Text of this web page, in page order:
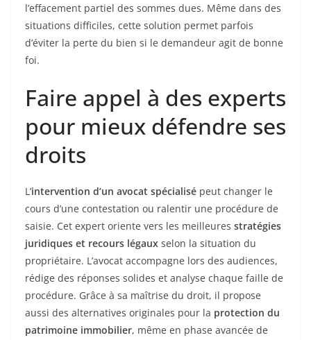
l’effacement partiel des sommes dues. Même dans des
situations difficiles, cette solution permet parfois
d’éviter la perte du bien si le demandeur agit de bonne
foi.
Faire appel à des experts
pour mieux défendre ses
droits
L’intervention d’un avocat spécialisé peut changer le
cours d’une contestation ou ralentir une procédure de
saisie. Cet expert oriente vers les meilleures stratégies
juridiques et recours légaux selon la situation du
propriétaire. L’avocat accompagne lors des audiences,
rédige des réponses solides et analyse chaque faille de
procédure. Grâce à sa maîtrise du droit, il propose
aussi des alternatives originales pour la protection du
patrimoine immobilier, même en phase avancée de